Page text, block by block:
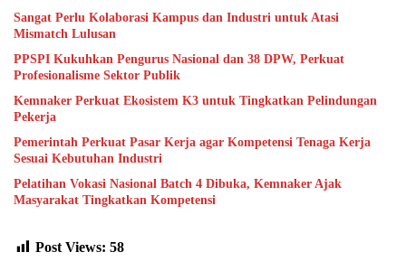
Sangat Perlu Kolaborasi Kampus dan Industri untuk Atasi
Mismatch Lulusan
PPSPI Kukuhkan Pengurus Nasional dan 38 DPW, Perkuat
Profesionalisme Sektor Publik
Kemnaker Perkuat Ekosistem K3 untuk Tingkatkan Pelindungan
Pekerja
Pemerintah Perkuat Pasar Kerja agar Kompetensi Tenaga Kerja
Sesuai Kebutuhan Industri
Pelatihan Vokasi Nasional Batch 4 Dibuka, Kemnaker Ajak
Masyarakat Tingkatkan Kompetensi
Post Views: 58